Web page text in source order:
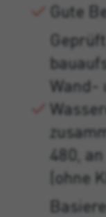
Gute
Wand-
480,
(ohne